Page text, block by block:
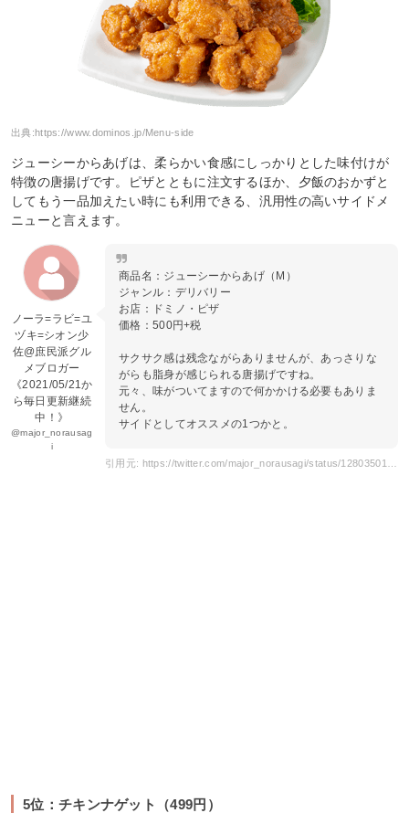
出典:https://www.dominos.jp/Menu-side
ジューシーからあげは、柔らかい食感にしっかりとした味付けが
特徴の唐揚げです。ピザとともに注文するほか、夕飯のおかずと
してもう一品加えたい時にも利用できる、汎用性の高いサイドメ
ニューと言えます。
ノーラ=ラビ=ユ
ヅキ=シオン少
佐@庶民派グル
メブロガー
《2021/05/21か
ら毎日更新継続
中！》
@major_norausag
i
商品名：ジューシーからあげ（M）
ジャンル：デリバリー
お店：ドミノ・ピザ
価格：500円+税
サクサク感は残念ながらありませんが、あっさりな
がらも脂身が感じられる唐揚げですね。
元々、味がついてますので何かかける必要もありま
せん。
サイドとしてオススメの1つかと。
5位：チキンナゲット（499円）